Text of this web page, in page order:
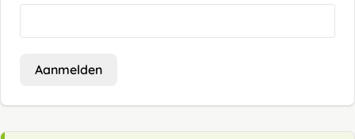
Aanmelden